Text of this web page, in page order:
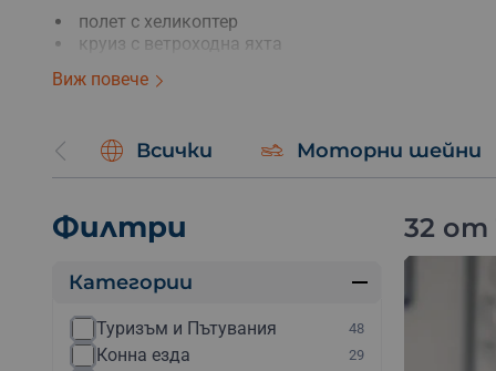
полет с хеликоптер
круиз с ветроходна яхта
романтичен полет с балон по залез
Ако младоженците обичат активният начин на
каньонинг, екстремен ден или всичко заедно.
Виж повече
Всички Моторни шейни
Филтри
Категории
Туризъм и Пътувания 48
Конна езда 29
32 от